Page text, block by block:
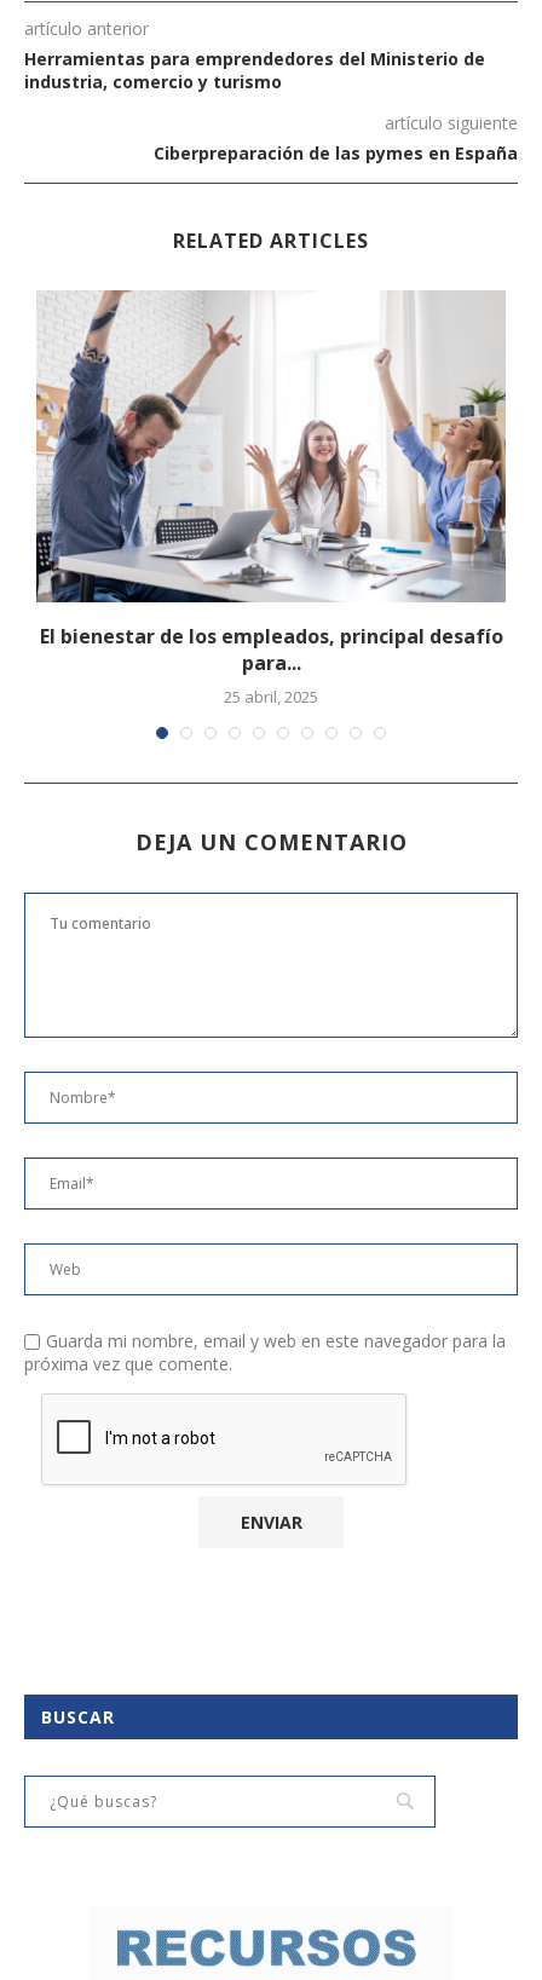
artículo anterior
Herramientas para emprendedores del Ministerio de
industria, comercio y turismo
artículo siguiente
Ciberpreparación de las pymes en España
RELATED ARTICLES
El bienestar de los empleados, principal desafío
para...
25 abril, 2025
DEJA UN COMENTARIO
Guarda mi nombre, email y web en este navegador para la
próxima vez que comente.
BUSCAR